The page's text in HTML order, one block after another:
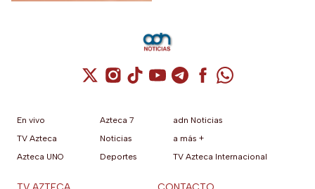
Cuenta de X / Twitter (se abre en una
Cuenta de Instagram (se abre en una
Cuenta de TikTok (se abre en
Cuenta de YouTube (se abre
Cuenta de Telegram (se
Cuenta de
Cuenta de
En vivo
TV Azteca
Azteca UNO
Azteca 7
Noticias
Deportes
adn Noticias
a más +
TV Azteca Internacional